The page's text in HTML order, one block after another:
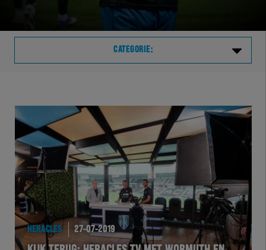
CATEGORIE:
TELHER
HERVOL
HEREXC
EXCHER
HERACLES 27-07-2019